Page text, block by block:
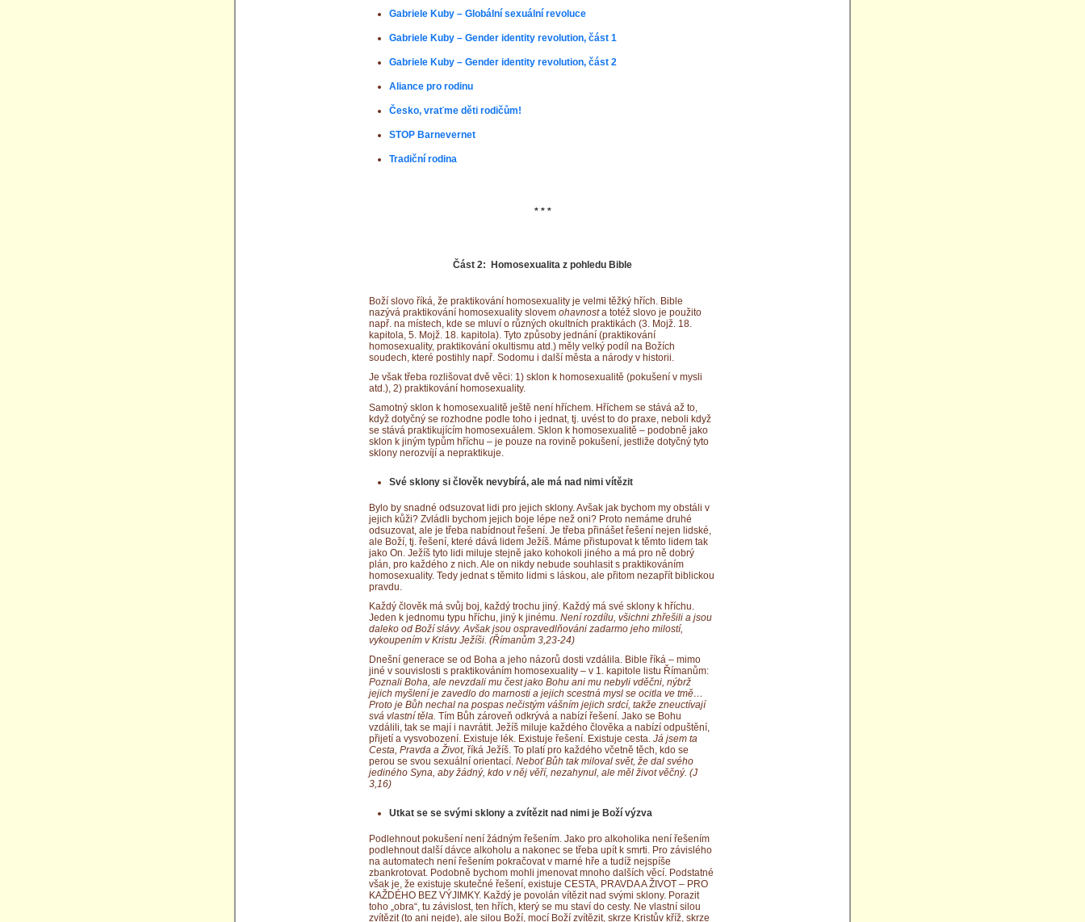
Gabriele Kuby – Globální sexuální revoluce
Gabriele Kuby – Gender identity revolution, část 1
Gabriele Kuby – Gender identity revolution, část 2
Aliance pro rodinu
Česko, vraťme děti rodičům!
STOP Barnevernet
Tradiční rodina
* * *
Část 2: Homosexualita z pohledu Bible
Boží slovo říká, že praktikování homosexuality je velmi těžký hřích. Bible
nazývá praktikování homosexuality slovem ohavnosta totéž slovo je použito
např. na místech, kde se mluví o různých okultních praktikách (3. Mojž. 18.
kapitola, 5. Mojž. 18. kapitola). Tyto způsoby jednání (praktikování
homosexuality, praktikování okultismu atd.) měly velký podíl na Božích
soudech, které postihly např. Sodomu i další města a národy v historii.
Je však třeba rozlišovat dvě věci: 1) sklon k homosexualitě (pokušení v mysli
atd.), 2) praktikování homosexuality.
Samotný sklon k homosexualitě ještě není hříchem. Hříchem se stává až to,
když dotyčný se rozhodne podle toho i jednat, tj. uvést to do praxe, neboli když
se stává praktikujícím homosexuálem. Sklon k homosexualitě – podobně jako
sklon k jiným typům hříchu – je pouze na rovině pokušení, jestliže dotyčný tyto
sklony nerozvíjí a nepraktikuje.
Své sklony si člověk nevybírá, ale má nad nimi vítězit
Bylo by snadné odsuzovat lidi pro jejich sklony. Avšak jak bychom my obstáli v
jejich kůži? Zvládli bychom jejich boje lépe než oni? Proto nemáme druhé
odsuzovat, ale je třeba nabídnout řešení. Je třeba přinášet řešení nejen lidské,
ale Boží, tj. řešení, které dává lidem Ježíš. Máme přistupovat k těmto lidem tak
jako On. Ježíš tyto lidi miluje stejně jako kohokoli jiného a má pro ně dobrý
plán, pro každého z nich. Ale on nikdy nebude souhlasit s praktikováním
homosexuality. Tedy jednat s těmito lidmi s láskou, ale přitom nezapřít biblickou
pravdu.
Každý člověk má svůj boj, každý trochu jiný. Každý má své sklony k hříchu.
Jeden k jednomu typu hříchu, jiný k jinému. Není rozdílu, všichni zhřešili a jsou
daleko od Boží slávy. Avšak jsou ospravedlňováni zadarmo jeho milostí,
vykoupením v Kristu Ježíši. (Římanům 3,23-24)
Dnešní generace se od Boha a jeho názorů dosti vzdálila. Bible říká – mimo
jiné v souvislosti s praktikováním homosexuality – v 1. kapitole listu Římanům:
Poznali Boha, ale nevzdali mu čest jako Bohu ani mu nebyli vděčni, nýbrž
jejich myšlení je zavedlo do marnosti a jejich scestná mysl se ocitla ve tmě…
Proto je Bůh nechal na pospas nečistým vášním jejich srdcí, takže zneuctívají
svá vlastní těla. Tím Bůh zároveň odkrývá a nabízí řešení. Jako se Bohu
vzdálili, tak se mají i navrátit. Ježíš miluje každého člověka a nabízí odpuštění,
přijetí a vysvobození. Existuje lék. Existuje řešení. Existuje cesta. Já jsem ta
Cesta, Pravda a Život, říká Ježíš. To platí pro každého včetně těch, kdo se
perou se svou sexuální orientací. Neboť Bůh tak miloval svět, že dal svého
jediného Syna, aby žádný, kdo v něj věří, nezahynul, ale měl život věčný. (J
3,16)
Utkat se se svými sklony a zvítězit nad nimi je Boží výzva
Podlehnout pokušení není žádným řešením. Jako pro alkoholika není řešením
podlehnout další dávce alkoholu a nakonec se třeba upít k smrti. Pro závislého
na automatech není řešením pokračovat v marné hře a tudíž nejspíše
zbankrotovat. Podobně bychom mohli jmenovat mnoho dalších věcí. Podstatné
však je, že existuje skutečné řešení, existuje CESTA, PRAVDA A ŽIVOT – PRO
KAŽDÉHO BEZ VÝJIMKY. Každý je povolán vítězit nad svými sklony. Porazit
toho „obra“, tu závislost, ten hřích, který se mu staví do cesty. Ne vlastní silou
zvítězit (to ani nejde), ale silou Boží, mocí Boží zvítězit, skrze Kristův kříž, skrze